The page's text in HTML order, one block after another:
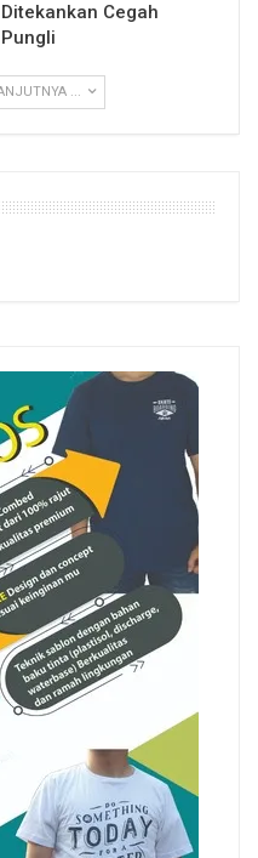
Ditekankan Cegah
Pungli
...